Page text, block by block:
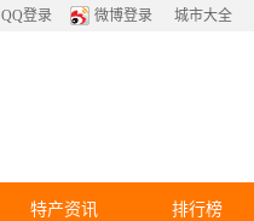
QQ登录 微博登录 城市大全
特产资讯 排行榜